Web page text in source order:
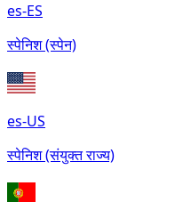
es-ES
स्पेनिश (स्पेन)
es-US
स्पेनिश (संयुक्त राज्य)